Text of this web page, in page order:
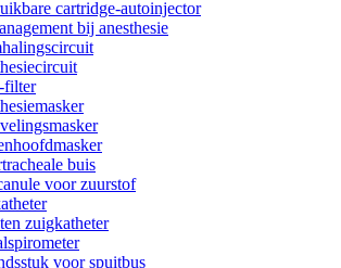
cartridge-autoinjector
bij anesthesie
filter
buis
voor zuurstof
zuigkatheter
voor spuitbus